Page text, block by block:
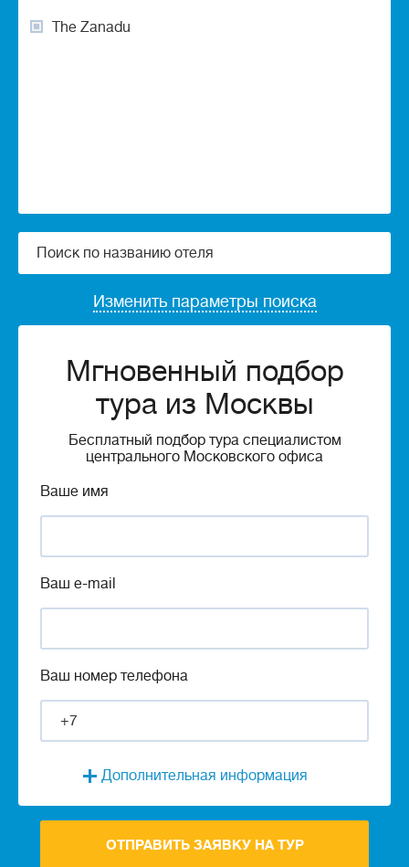
The Zanadu
Изменить параметры поиска
Мгновенный подбор
тура из Москвы
Бесплатный подбор тура специалистом
центрального Московского офиса
Ваше имя
Ваш e-mail
Ваш номер телефона
Дополнительная информация
ОТПРАВИТЬ ЗАЯВКУ НА ТУР